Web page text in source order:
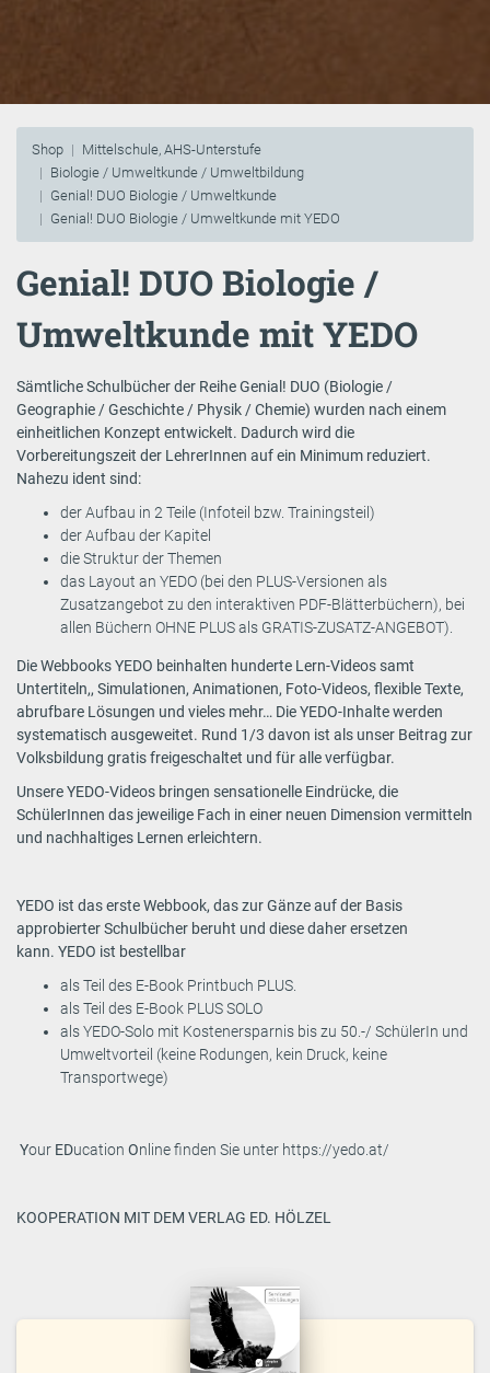
Shop
Mittelschule, AHS-Unterstufe
Biologie / Umweltkunde / Umweltbildung
Genial! DUO Biologie / Umweltkunde
Genial! DUO Biologie / Umweltkunde mit YEDO
Genial! DUO Biologie /
Umweltkunde mit YEDO
Sämtliche Schulbücher der Reihe Genial! DUO (Biologie /
Geographie / Geschichte / Physik / Chemie) wurden nach einem
einheitlichen Konzept entwickelt. Dadurch wird die
Vorbereitungszeit der LehrerInnen auf ein Minimum reduziert.
Nahezu ident sind:
der Aufbau in 2 Teile (Infoteil bzw. Trainingsteil)
der Aufbau der Kapitel
die Struktur der Themen
das Layout an YEDO (bei den PLUS-Versionen als
Zusatzangebot zu den interaktiven PDF-Blätterbüchern), bei
allen Büchern OHNE PLUS als GRATIS-ZUSATZ-ANGEBOT).
Die Webbooks YEDO beinhalten hunderte Lern-Videos samt
Untertiteln,, Simulationen, Animationen, Foto-Videos, flexible Texte,
abrufbare Lösungen und vieles mehr… Die YEDO-Inhalte werden
systematisch ausgeweitet. Rund 1/3 davon ist als unser Beitrag zur
Volksbildung gratis freigeschaltet und für alle verfügbar.
Unsere YEDO-Videos bringen sensationelle Eindrücke, die
SchülerInnen das jeweilige Fach in einer neuen Dimension vermitteln
und nachhaltiges Lernen erleichtern.
YEDO ist das erste Webbook, das zur Gänze auf der Basis
approbierter Schulbücher beruht und diese daher ersetzen
kann. YEDO ist bestellbar
als Teil des E-Book Printbuch PLUS.
als Teil des E-Book PLUS SOLO
als YEDO-Solo mit Kostenersparnis bis zu 50.-/ SchülerIn und
Umweltvorteil (keine Rodungen, kein Druck, keine
Transportwege)
Your EDucation Online finden Sie unter https://yedo.at/
KOOPERATION MIT DEM VERLAG ED. HÖLZEL